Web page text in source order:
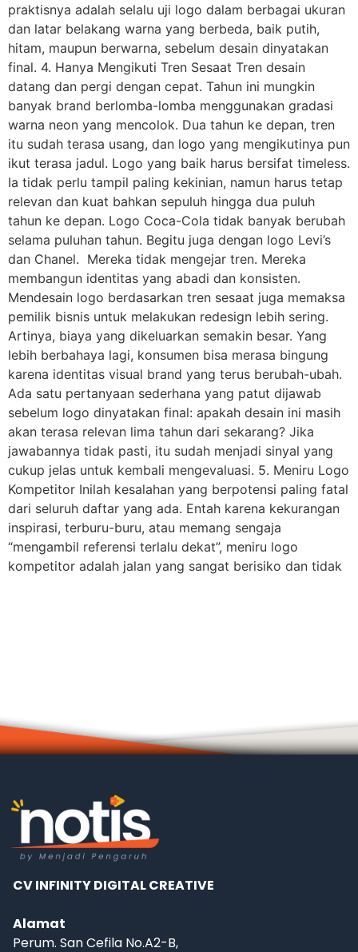
praktisnya adalah selalu uji logo dalam berbagai ukuran
dan latar belakang warna yang berbeda, baik putih,
hitam, maupun berwarna, sebelum desain dinyatakan
final. 4. Hanya Mengikuti Tren Sesaat Tren desain
datang dan pergi dengan cepat. Tahun ini mungkin
banyak brand berlomba-lomba menggunakan gradasi
warna neon yang mencolok. Dua tahun ke depan, tren
itu sudah terasa usang, dan logo yang mengikutinya pun
ikut terasa jadul. Logo yang baik harus bersifat timeless.
Ia tidak perlu tampil paling kekinian, namun harus tetap
relevan dan kuat bahkan sepuluh hingga dua puluh
tahun ke depan. Logo Coca-Cola tidak banyak berubah
selama puluhan tahun. Begitu juga dengan logo Levi’s
dan Chanel. Mereka tidak mengejar tren. Mereka
membangun identitas yang abadi dan konsisten.
Mendesain logo berdasarkan tren sesaat juga memaksa
pemilik bisnis untuk melakukan redesign lebih sering.
Artinya, biaya yang dikeluarkan semakin besar. Yang
lebih berbahaya lagi, konsumen bisa merasa bingung
karena identitas visual brand yang terus berubah-ubah.
Ada satu pertanyaan sederhana yang patut dijawab
sebelum logo dinyatakan final: apakah desain ini masih
akan terasa relevan lima tahun dari sekarang? Jika
jawabannya tidak pasti, itu sudah menjadi sinyal yang
cukup jelas untuk kembali mengevaluasi. 5. Meniru Logo
Kompetitor Inilah kesalahan yang berpotensi paling fatal
dari seluruh daftar yang ada. Entah karena kekurangan
inspirasi, terburu-buru, atau memang sengaja
“mengambil referensi terlalu dekat”, meniru logo
kompetitor adalah jalan yang sangat berisiko dan tidak
CV INFINITY DIGITAL CREATIVE
Alamat
Perum. San Cefila No.A2-B,